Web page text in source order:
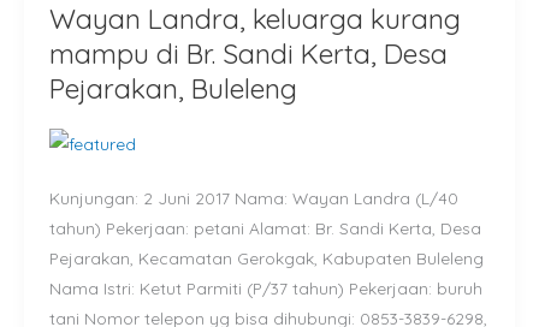
Wayan Landra, keluarga kurang
mampu di Br. Sandi Kerta, Desa
Pejarakan, Buleleng
Kunjungan: 2 Juni 2017 Nama: Wayan Landra (L/40
tahun) Pekerjaan: petani Alamat: Br. Sandi Kerta, Desa
Pejarakan, Kecamatan Gerokgak, Kabupaten Buleleng
Nama Istri: Ketut Parmiti (P/37 tahun) Pekerjaan: buruh
tani Nomor telepon yg bisa dihubungi: 0853-3839-6298,
Wayan
Landra,
keluarga
kurang
mampu
Br.
Sandi
Kerta,
Desa
Pejarakan,